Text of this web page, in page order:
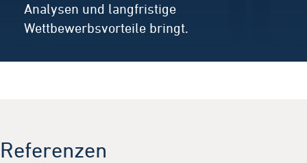
Analysen und langfristige
Wettbewerbsvorteile bringt.
Referenzen